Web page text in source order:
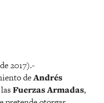
2017).-
deAndrés
Fuerzas Armadas,